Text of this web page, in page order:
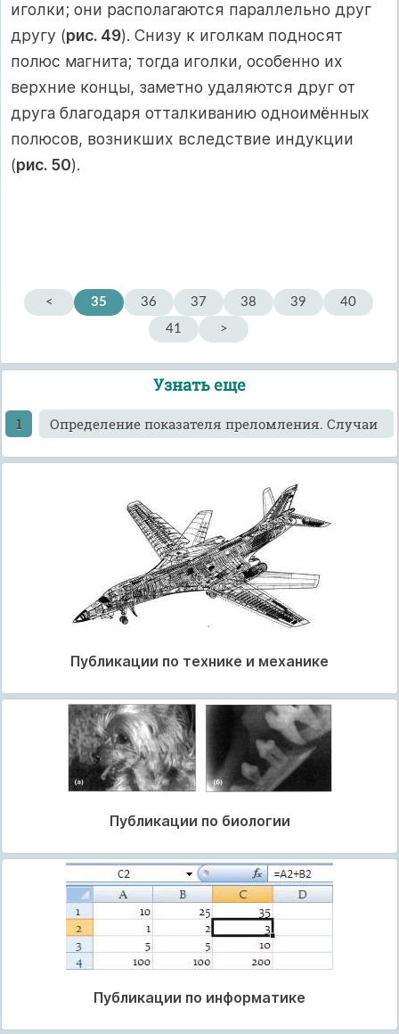
иголки; они располагаются параллельно друг
другу (рис. 49). Снизу к иголкам подносят
полюс магнита; тогда иголки, особенно их
верхние концы, заметно удаляются друг от
друга благодаря отталкиванию одноимённых
полюсов, возникших вследствие индукции
(рис. 50).
< 35 36 37 38 39
40
41
>
Узнать еще
Определение показателя преломления. Случаи
Публикации по технике и механике
Публикации по биологии
Публикации по информатике